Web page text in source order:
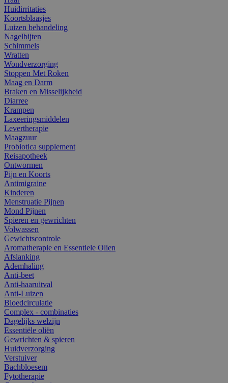
Huidirritaties
Koortsblaasjes
Luizen behandeling
Nagelbijten
Schimmels
Wratten
Wondverzorging
Stoppen Met Roken
Maag en Darm
Braken en Misselijkheid
Diarree
Krampen
Laxeeringsmiddelen
Levertherapie
Maagzuur
Probiotica supplement
Reisapotheek
Ontwormen
Pijn en Koorts
Antimigraine
Kinderen
Menstruatie Pijnen
Mond Pijnen
Spieren en gewrichten
Volwassen
Gewichtscontrole
Aromatherapie en Essentiele Olien
Afslanking
Ademhaling
Anti-beet
Anti-haaruitval
Anti-Luizen
Bloedcirculatie
Complex - combinaties
Dagelijks welzijn
Essentiële oliën
Gewrichten & spieren
Huidverzorging
Verstuiver
Bachbloesem
Fytotherapie